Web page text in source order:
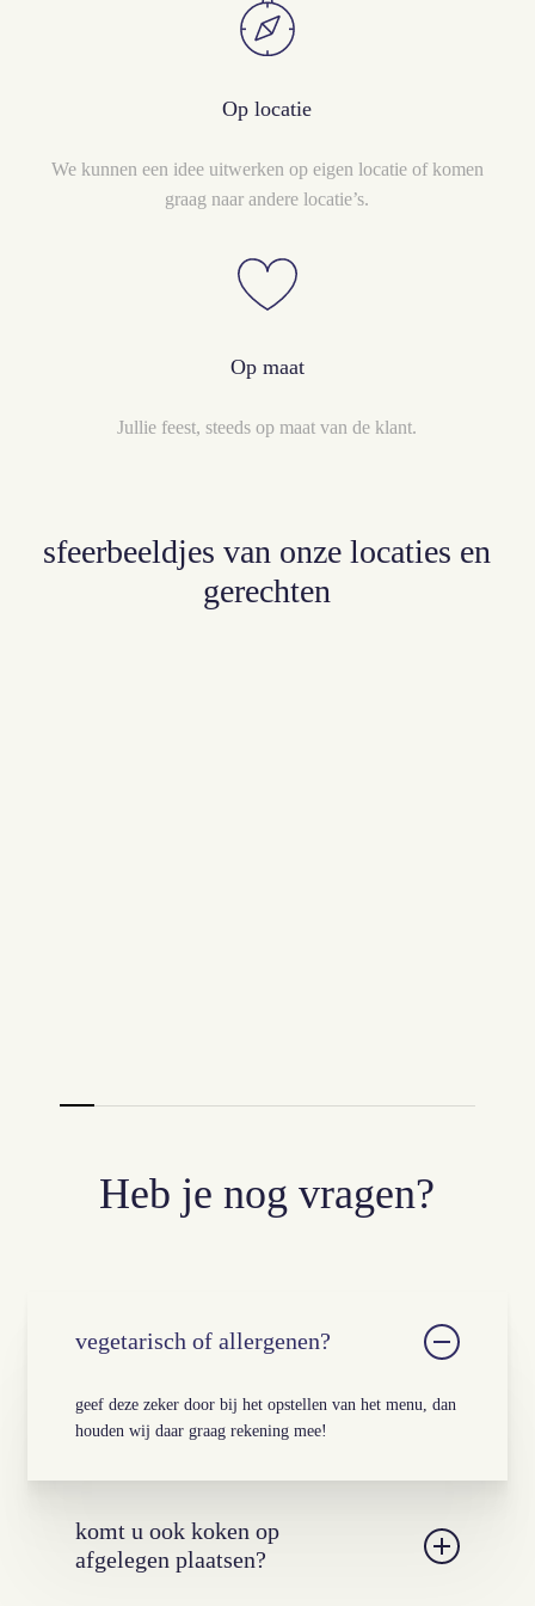
Op locatie
We kunnen een idee uitwerken op eigen locatie of komen
graag naar andere locatie’s.
Op maat
Jullie feest, steeds op maat van de klant.
sfeerbeeldjes van onze locaties en
gerechten
Heb je nog vragen?
vegetarisch of allergenen?
geef deze zeker door bij het opstellen van het menu, dan
houden wij daar graag rekening mee!
komt u ook koken op
afgelegen plaatsen?